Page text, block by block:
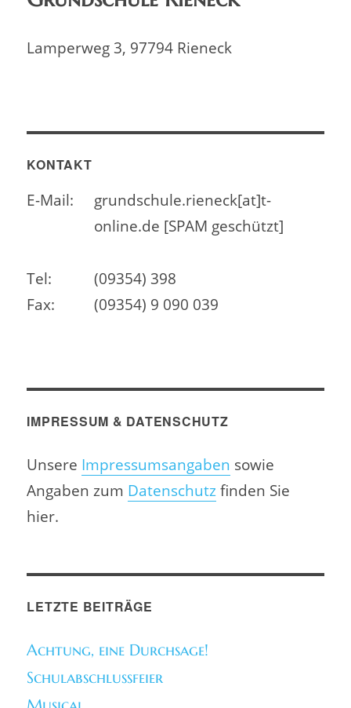
Lamperweg 3, 97794 Rieneck
KONTAKT
E-Mail:
grundschule.rieneck[at]t-
online.de [SPAM geschützt]
Tel:
(09354) 398
Fax:
(09354) 9 090 039
IMPRESSUM & DATENSCHUTZ
Unsere Impressumsangaben sowie
Angaben zum Datenschutzfinden Sie
hier.
LETZTE BEITRÄGE
Achtung, eine Durchsage!
Schulabschlussfeier